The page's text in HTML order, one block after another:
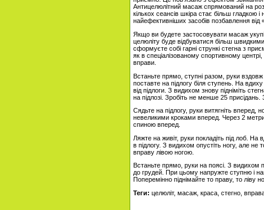
Антицелюлітний масаж спрямований на
кількох сеансів шкіра стає більш гладкою
найефективніших засобів позбавлення від
Якщо ви будете застосовувати масаж
целюліту буде відбуватися більш
сформуєте собі гарні стрункі стегна з
як в спеціалізованому спортивному
вправи.
Встаньте прямо, ступні разом, руки
поставте на підлогу біля ступень. На вдиху
від підлоги. З видихом знову підніміть
на підлозі. Зробіть не менше 25
Сядьте на підлогу, руки витягніть
невеликими кроками вперед. Через 2
спиною вперед.
Ляжте на живіт, руки покладіть під лоб. На
в підлогу. З видихом опустіть ногу, але не
вправу лівою ногою.
Встаньте прямо, руки на поясі. З видихом
до грудей. При цьому напружте ступню і
Поперемінно піднімайте то праву, то ліву
Теги: целюліт, масаж, краса, стегно,